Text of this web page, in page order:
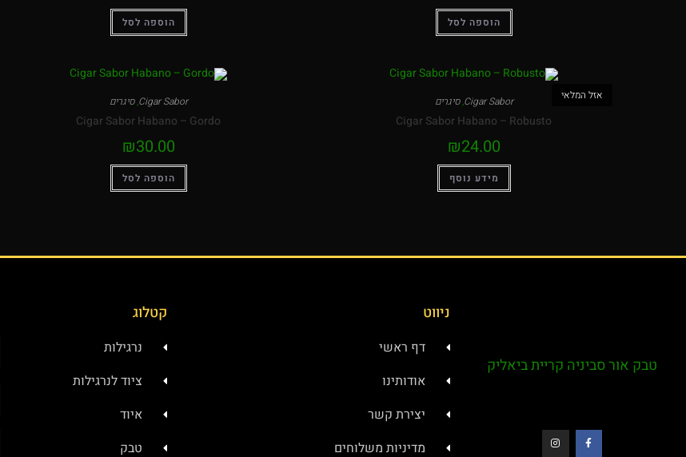
הוספה לסל הוספה לסל
Cigar Sabor
,סיגרים
Cigar Sabor Habano – Gordo
₪30.00
הוספה לסל
אזל המלאי Cigar Sabor
,סיגרים
Cigar Sabor Habano – Robusto
₪24.00
מידע נוסף
טבק אור סביניה קריית ביאליק
ניווט
דף ראשי
אודותינו
יצירת קשר
מדיניות משלוחים
קטלוג
נרגילות
ציוד לנרגילות
איוד
טבק